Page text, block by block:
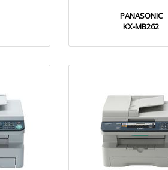
PANASONIC
KX-MB262